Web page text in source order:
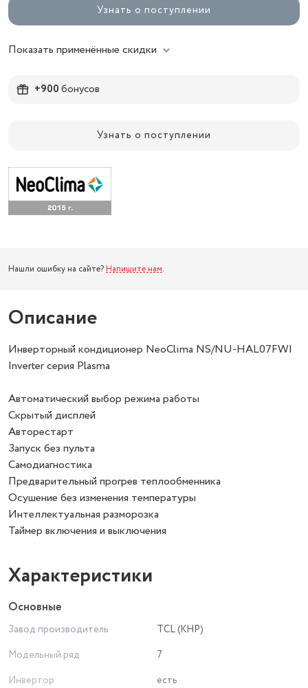
Узнать о поступлении
Показать применённые скидки
+900бонусов
Узнать о поступлении
Нашли ошибку на сайте? Напишите нам.
Описание
Инверторный кондиционер NeoClima NS/NU-HAL07FWI
Inverter серия Plasma
Автоматический выбор режима работы
Скрытый дисплей
Авторестарт
Запуск без пульта
Самодиагностика
Предварительный прогрев теплообменника
Осушение без изменения температуры
Интеллектуальная разморозка
Таймер включения и выключения
Характеристики
Основные
Завод производитель
TCL (КНР)
Модельный ряд
7
Инвертор
есть